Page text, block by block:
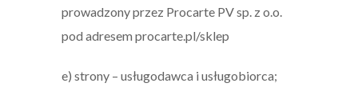
prowadzony przez Procarte PV sp. z o.o.
pod adresem procarte.pl/sklep
e) strony – usługodawca i usługobiorca;